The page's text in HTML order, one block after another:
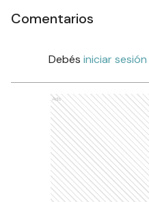
Comentarios
Debés iniciar sesión
Ads